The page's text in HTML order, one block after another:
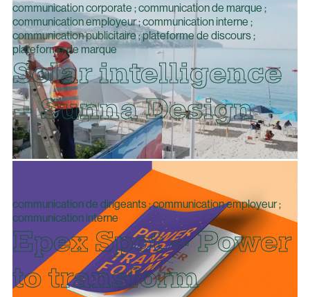
communication corporate ; communication de marque ;
communication employeur ; communication interne ;
communication publicitaire ; plateforme de discours ;
plateforme de marque
Solar intelligence
– Sunna Design
communication de dirigeants ; communication employeur ;
communication interne
Epex Spot – Power
to transform